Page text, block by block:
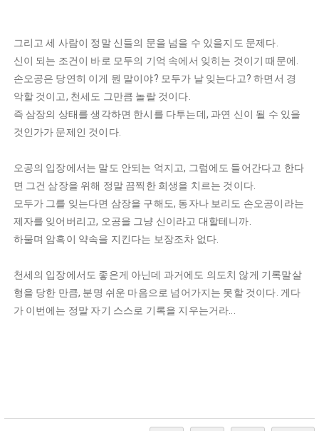
그리고 세 사람이 정말 신들의 문을 넘을 수 있을지도 문제다.
신이 되는 조건이 바로 모두의 기억 속에서 잊히는 것이기 때문에.
손오공은 당연히 이게 뭔 말이야? 모두가 날 잊는다고? 하면서 경
악할 것이고, 천세도 그만큼 놀랄 것이다.
즉 삼장의 상태를 생각하면 한시를 다투는데, 과연 신이 될 수 있을
것인가가 문제인 것이다.
오공의 입장에서는 말도 안되는 억지고, 그럼에도 들어간다고 한다
면 그건 삼장을 위해 정말 끔찍한 희생을 치르는 것이다.
모두가 그를 잊는다면 삼장을 구해도, 동자나 보리도 손오공이라는
제자를 잊어버리고, 오공을 그냥 신이라고 대할테니까.
하물며 암흑이 약속을 지킨다는 보장조차 없다.
천세의 입장에서도 좋은게 아닌데 과거에도 의도치 않게 기록말살
형을 당한 만큼, 분명 쉬운 마음으로 넘어가지는 못할 것이다. 게다
가 이번에는 정말 자기 스스로 기록을 지우는거라...